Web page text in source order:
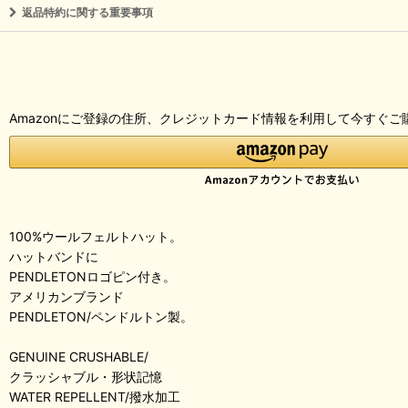
返品特約に関する重要事項
Amazonにご登録の住所、クレジットカード情報を利用して今すぐご
100%ウールフェルトハット。
ハットバンドに
PENDLETONロゴピン付き。
アメリカンブランド
PENDLETON/ペンドルトン製。
GENUINE CRUSHABLE/
クラッシャブル・形状記憶
WATER REPELLENT/撥水加工